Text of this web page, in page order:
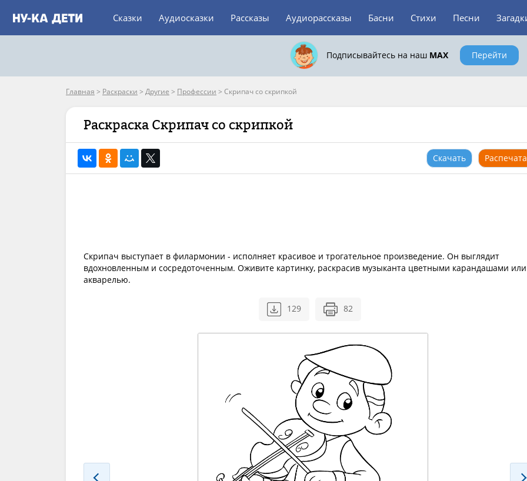
Сказки Аудиосказки Рассказы Аудиорассказы Басни Стихи Песни
Подписывайтесь на наш MAX Перейти
Главная > Раскраски > Другие > Профессии > Скрипач со скрипкой
Раскраска Скрипач со скрипкой
Скачать
Скрипач выступает в филармонии - исполняет красивое и трогательное произведение. Он выглядит
вдохновленным и сосредоточенным. Оживите картинку, раскрасив музыканта цветными карандашами или
акварелью.
129 82